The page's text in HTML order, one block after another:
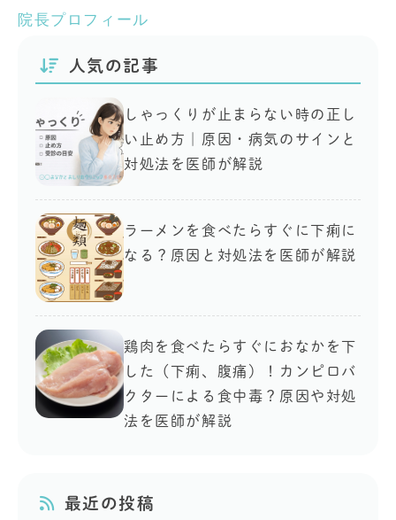
院長プロフィール
人気の記事
しゃっくりが止まらない時の正し
い止め方｜原因・病気のサインと
対処法を医師が解説
ラーメンを食べたらすぐに下痢に
なる？原因と対処法を医師が解説
鶏肉を食べたらすぐにおなかを下
した（下痢、腹痛）！カンピロバ
クターによる食中毒？原因や対処
法を医師が解説
最近の投稿